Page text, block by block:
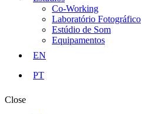
Co-Working
Laboratório Fotográfico
Estúdio de Som
Equipamentos
EN
PT
Close